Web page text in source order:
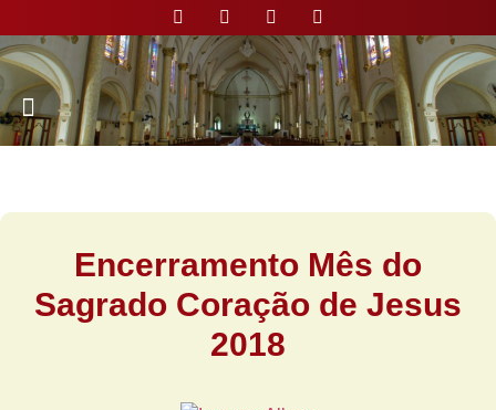
Encerramento Mês do
Sagrado Coração de Jesus
2018